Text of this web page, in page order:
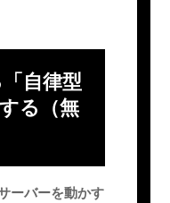
自律型
る（無
ーバーを動かす